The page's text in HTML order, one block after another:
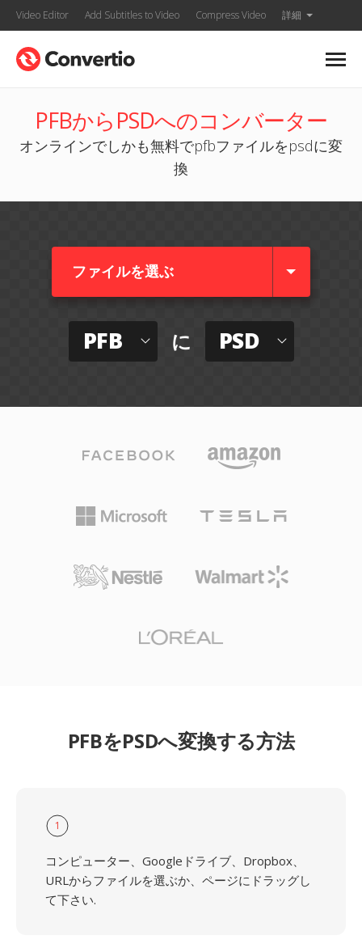
Video Editor Add Subtitles to Video Compress Video 詳細
PFBからPSDへのコンバーター
オンラインでしかも無料でpfbファイルをpsdに変
換
ファイルを選ぶ
PFB に PSD
PFBをPSDへ変換する方法
1
コンピューター、Googleドライブ、Dropbox、
URLからファイルを選ぶか、ページにドラッグし
て下さい.